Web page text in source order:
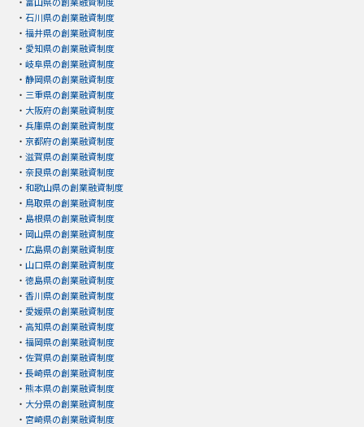
・ 石川県の創業融資制度
・ 福井県の創業融資制度
・ 愛知県の創業融資制度
・ 岐阜県の創業融資制度
・ 静岡県の創業融資制度
・ 三重県の創業融資制度
・ 大阪府の創業融資制度
・ 兵庫県の創業融資制度
・ 京都府の創業融資制度
・ 滋賀県の創業融資制度
・ 奈良県の創業融資制度
・ 和歌山県の創業融資制度
・ 鳥取県の創業融資制度
・ 島根県の創業融資制度
・ 岡山県の創業融資制度
・ 広島県の創業融資制度
・ 山口県の創業融資制度
・ 徳島県の創業融資制度
・ 香川県の創業融資制度
・ 愛媛県の創業融資制度
・ 高知県の創業融資制度
・ 福岡県の創業融資制度
・ 佐賀県の創業融資制度
・ 長崎県の創業融資制度
・ 熊本県の創業融資制度
・ 大分県の創業融資制度
・ 宮崎県の創業融資制度